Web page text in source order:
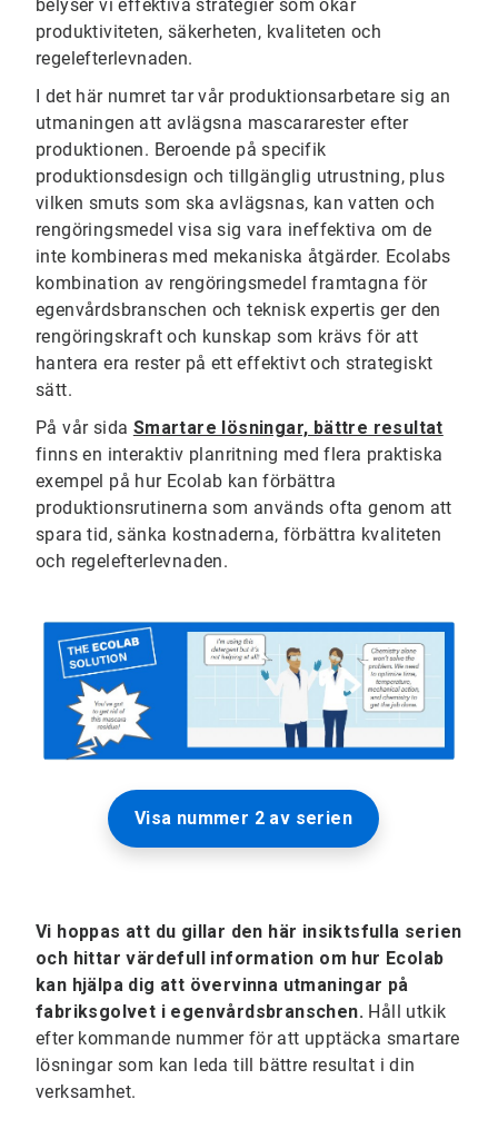
belyser vi effektiva strategier som ökar
produktiviteten, säkerheten, kvaliteten och
regelefterlevnaden.
I det här numret tar vår produktionsarbetare sig an
utmaningen att avlägsna mascararester efter
produktionen. Beroende på specifik
produktionsdesign och tillgänglig utrustning, plus
vilken smuts som ska avlägsnas, kan vatten och
rengöringsmedel visa sig vara ineffektiva om de
inte kombineras med mekaniska åtgärder. Ecolabs
kombination av rengöringsmedel framtagna för
egenvårdsbranschen och teknisk expertis ger den
rengöringskraft och kunskap som krävs för att
hantera era rester på ett effektivt och strategiskt
sätt.
På vår sida Smartare lösningar, bättre resultat
finns en interaktiv planritning med flera praktiska
exempel på hur Ecolab kan förbättra
produktionsrutinerna som används ofta genom att
spara tid, sänka kostnaderna, förbättra kvaliteten
och regelefterlevnaden.
Visa nummer 2 av serien
Vi hoppas att du gillar den här insiktsfulla serien
och hittar värdefull information om hur Ecolab
kan hjälpa dig att övervinna utmaningar på
fabriksgolvet i egenvårdsbranschen. Håll utkik
efter kommande nummer för att upptäcka smartare
lösningar som kan leda till bättre resultat i din
verksamhet.